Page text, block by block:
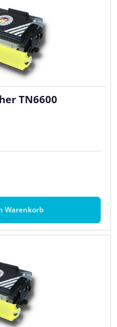
TN6600
Warenkorb